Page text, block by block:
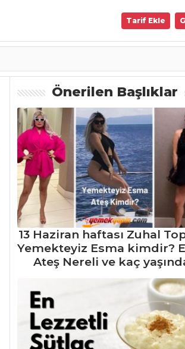
Tarif Ekle
Önerilen Başlıklar
13 Haziran haftası Zuhal
Yemekteyiz Esma kimdir?
Ateş Nereli ve kaç